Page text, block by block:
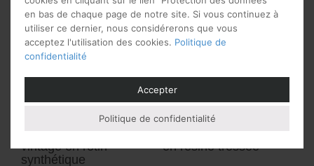
vintage en rotin
synthétique
en résine tressée
en bas de chaque page de notre site. Si vous continuez à
utiliser ce dernier, nous considérerons que vous
acceptez l'utilisation des cookies. Politique de
confidentialité
Accepter
Politique de confidentialité